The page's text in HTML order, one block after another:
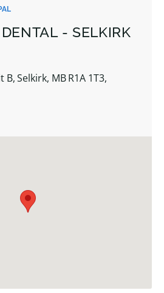
- SELKIRK
Selkirk, MB R1A 1T3,